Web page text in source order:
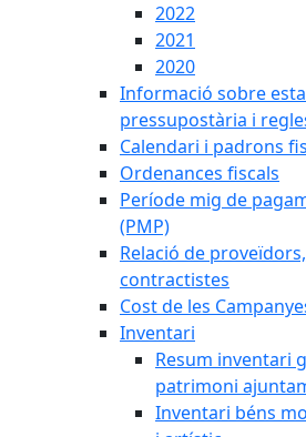
2022
2021
2020
Informació sobre
pressupostària i
Calendari i padrons
Ordenances fiscals
Període mig de
(PMP)
Relació de
contractistes
Cost de les
Inventari
Resum inventari
patrimoni
Inventari béns